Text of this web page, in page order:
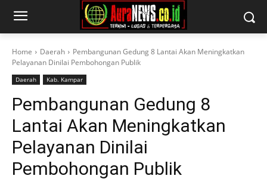
Home Daerah
Pembangunan Gedung 8 Lantai Akan Meningkatkan
Pelayanan Dinilai Pembohongan Publik
Daerah Kab. Kampar
Pembangunan Gedung 8
Lantai Akan Meningkatkan
Pelayanan Dinilai
Pembohongan Publik